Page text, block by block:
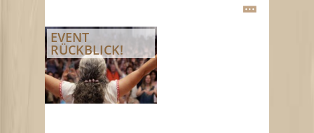
EVENT
RÜCKBLICK!